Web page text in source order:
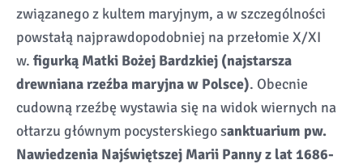
związanego z kultem maryjnym, a w szczególności
powstałą najprawdopodobniej na przełomie X/XI
w. figurką Matki Bożej Bardzkiej (najstarsza
drewniana rzeźba maryjna w Polsce). Obecnie
cudowną rzeźbę wystawia się na widok wiernych na
ołtarzu głównym pocysterskiego sanktuarium pw.
Nawiedzenia Najświętszej Marii Panny z lat 1686-